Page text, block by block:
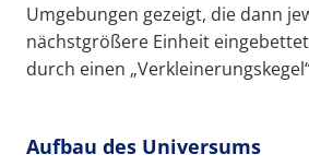
Umgebungen gezeigt, die dann
nächstgrößere Einheit
durch einen
Aufbau des Universums